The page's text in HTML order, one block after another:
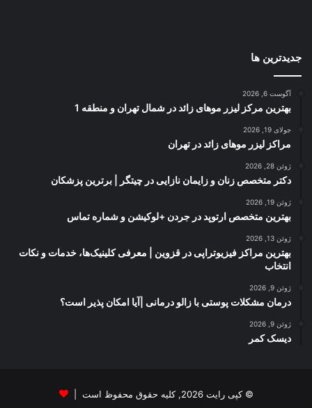
جدیدترین ها
آگوست 6, 2026
بهترین مرکز لیزر موهای زائد در شمال تهران و منطقه 1
جولای 19, 2026
مراکز لیزر موهای زائد در تهران
ژوئن 28, 2026
دکتر متخصص زنان و زایمان نازایی در چیتگر | برترین پزشکان
ژوئن 19, 2026
بهترین متخصص ارتوپد در جردن +لوکیشن و شماره تماس
ژوئن 13, 2026
بهترین مراکز فیزیوتراپی در قزوین | معرفی کلینیک‌ها، خدمات و نکات
انتخاب
ژوئن 9, 2026
درمان مشکلات پوستی با زالو درمانی |آیا امکان پذیر است؟
ژوئن 9, 2026
دیسک کمر
© کپی رایت 2026, کلیه حقوق محفوظ است |